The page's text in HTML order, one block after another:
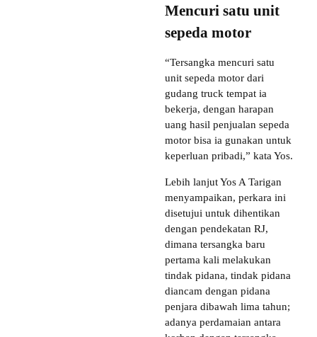
Mencuri satu unit
sepeda motor
“Tersangka mencuri satu
unit sepeda motor dari
gudang truck tempat ia
bekerja, dengan harapan
uang hasil penjualan sepeda
motor bisa ia gunakan untuk
keperluan pribadi,” kata Yos.
Lebih lanjut Yos A Tarigan
menyampaikan, perkara ini
disetujui untuk dihentikan
dengan pendekatan RJ,
dimana tersangka baru
pertama kali melakukan
tindak pidana, tindak pidana
diancam dengan pidana
penjara dibawah lima tahun;
adanya perdamaian antara